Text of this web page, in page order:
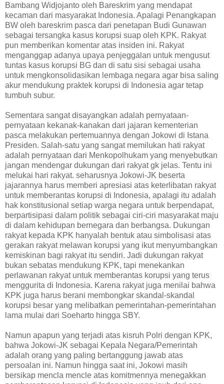
Bambang Widjojanto oleh Bareskrim yang mendapat
kecaman dari masyarakat Indonesia. Apalagi Penangkapan
BW oleh bareskrim pasca dari penetapan Budi Gunawan
sebagai tersangka kasus korupsi suap oleh KPK. Rakyat
pun memberikan komentar atas insiden ini. Rakyat
menganggap adanya upaya penjeggalan untuk mengusut
tuntas kasus korupsi BG dan di satu sisi sebagai usaha
untuk mengkonsolidasikan lembaga negara agar bisa saling
akur mendukung praktek korupsi di Indonesia agar tetap
tumbuh subur.
Sementara sangat disayangkan adalah pernyataan-
pernyataan kekanak-kanakan dari jajaran kementerian
pasca melakukan pertemuannya dengan Jokowi di Istana
Presiden. Salah-satu yang sangat memilukan hati rakyat
adalah pernyataan dari Menkopolhukam yang menyebutkan
jangan mendengar dukungan dari rakyat gk jelas. Tentu ini
melukai hari rakyat. seharusnya Jokowi-JK beserta
jajarannya harus memberi apresiasi atas keterlibatan rakyat
untuk memberantas korupsi di Indonesia, apalagi itu adalah
hak konstitusional setiap warga negara untuk berpendapat,
berpartisipasi dalam politik sebagai ciri-ciri masyarakat maju
di dalam kehidupan bernegara dan berbangsa. Dukungan
rakyat kepada KPK hanyalah bentuk atau simbolisasi atas
gerakan rakyat melawan korupsi yang ikut menyumbangkan
kemiskinan bagi rakyat itu sendiri. Jadi dukungan rakyat
bukan sebatas mendukung KPK, tapi menekankan
perlawanan rakyat untuk memberantas korupsi yang terus
menggurita di Indonesia. Karena rakyat juga menilai bahwa
KPK juga harus berani membongkar skandal-skandal
korupsi besar yang melibatkan pemerintahan-pemerintahan
lama mulai dari Soeharto hingga SBY.
Namun apapun yang terjadi atas kisruh Polri dengan KPK,
bahwa Jokowi-JK sebagai Kepala Negara/Pemerintah
adalah orang yang paling bertanggung jawab atas
persoalan ini. Namun hingga saat ini, Jokowi masih
bersikap mencla mencle atas komitmennya menegakkan